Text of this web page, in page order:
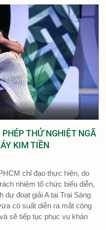
THỬ NGHIỆT NGÃ
KIM TIỀN
chỉ đạo thực hiện, do
nhiệm tổ chức biểu diễn,
dự đoạt giải A tại Trại Sáng
có suất diễn ra mắt công
sẽ tiếp tục phục vụ khán